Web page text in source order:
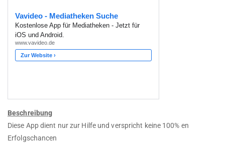
Beschreibung
Diese App dient nur zur Hilfe und verspricht keine 100% en
Erfolgschancen